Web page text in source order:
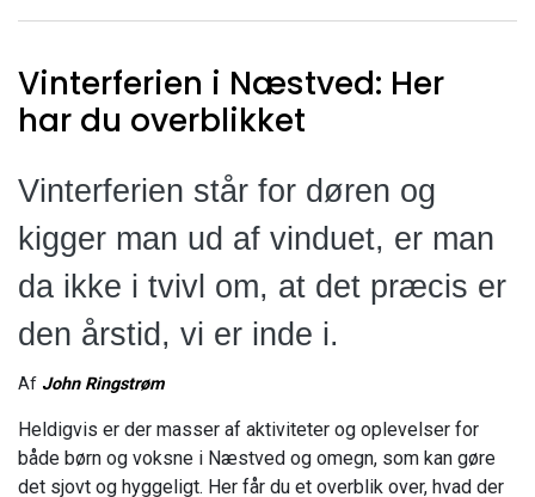
Vinterferien i Næstved: Her
har du overblikket
Vinterferien står for døren og
kigger man ud af vinduet, er man
da ikke i tvivl om, at det præcis er
den årstid, vi er inde i.
Af John Ringstrøm
Heldigvis er der masser af aktiviteter og oplevelser for
både børn og voksne i Næstved og omegn, som kan gøre
det sjovt og hyggeligt. Her får du et overblik over, hvad der